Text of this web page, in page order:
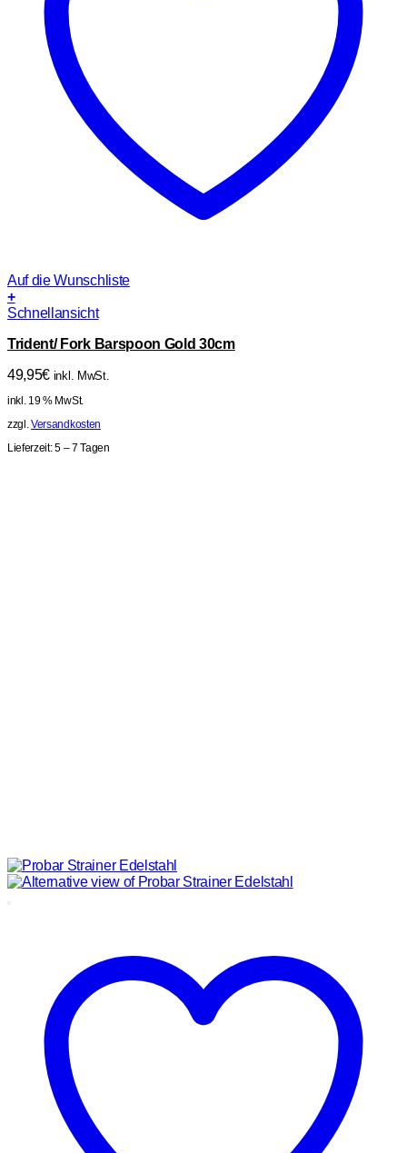
Auf die Wunschliste
+
Schnellansicht
Trident/ Fork Barspoon Gold 30cm
49,95€ inkl. MwSt.
inkl. 19 % MwSt.
zzgl.Versandkosten
Lieferzeit:5 – 7 Tagen